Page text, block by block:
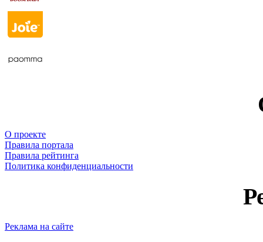
О проекте
Правила портала
Правила рейтинга
Политика конфиденциальности
Реклама на сайте